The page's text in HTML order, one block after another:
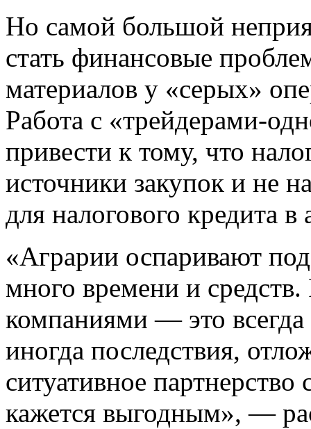
Но самой большой
стать финансовые
материалов у «серых»
Работа с «трейдерами-
привести к тому, что
источники закупок и не
для налогового кредита
«Аграрии оспаривают
много времени и
компаниями — это
иногда последствия,
ситуативное
кажется выгодным», —